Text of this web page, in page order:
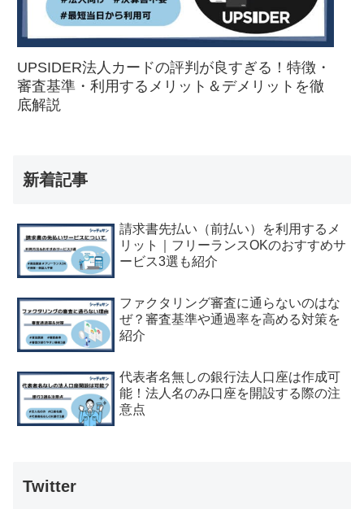
UPSIDER法人カードの評判が良すぎる！特徴・
審査基準・利用するメリット＆デメリットを徹
底解説
新着記事
請求書先払い（前払い）を利用するメ
リット｜フリーランスOKのおすすめサ
ービス3選も紹介
ファクタリング審査に通らないのはな
ぜ？審査基準や通過率を高める対策を
紹介
代表者名無しの銀行法人口座は作成可
能！法人名のみ口座を開設する際の注
意点
Twitter